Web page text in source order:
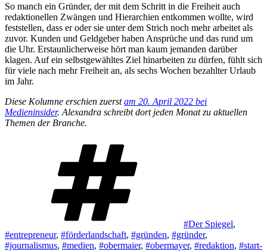
So manch ein Gründer, der mit dem Schritt in die Freiheit auch
redaktionellen Zwängen und Hierarchien entkommen wollte, wird
feststellen, dass er oder sie unter dem Strich noch mehr arbeitet als
zuvor. Kunden und Geldgeber haben Ansprüche und das rund um
die Uhr. Erstaunlicherweise hört man kaum jemanden darüber
klagen. Auf ein selbstgewähltes Ziel hinarbeiten zu dürfen, fühlt sich
für viele nach mehr Freiheit an, als sechs Wochen bezahlter Urlaub
im Jahr.
Diese Kolumne erschien zuerstam 20. April 2022 bei
Medieninsider. Alexandra schreibt dort jeden Monat zu aktuellen
Themen der Branche.
#Der Spiegel,
#entrepreneur, #förderlandschaft, #gründen, #gründer,
#journalismus, #medien, #obermaier, #obermayer, #redaktion, #start-